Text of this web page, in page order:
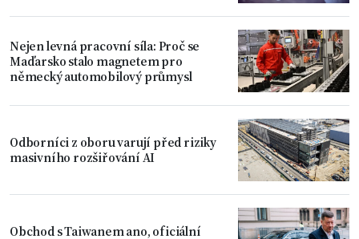
Nejen levná pracovní síla: Proč se
Maďarsko stalo magnetem pro
německý automobilový průmysl
Odborníci z oboru varují před riziky
masivního rozšiřování AI
Obchod s Taiwanem ano, oficiální